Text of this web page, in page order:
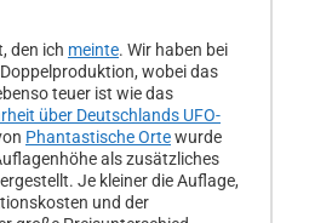
den ich meinte. Wir haben bei
wobei das
teuer ist wie das
über Deutschlands UFO-
Phantastische Ortewurde
als zusätzliches
Je kleiner die Auflage,
und der